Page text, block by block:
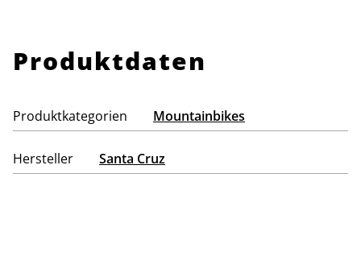
Produktdaten
Produktkategorien Mountainbikes
Hersteller Santa Cruz